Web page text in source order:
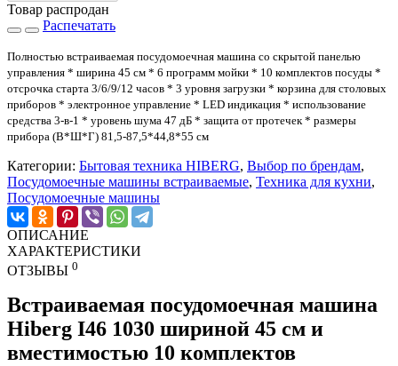
Товар распродан
Распечатать
Полностью встраиваемая посудомоечная машина со скрытой панелью
управления * ширина 45 см * 6 программ мойки * 10 комплектов посуды *
отсрочка старта 3/6/9/12 часов * 3 уровня загрузки * корзина для столовых
приборов * электронное управление * LED индикация * использование
средства 3-в-1 * уровень шума 47 дБ * защита от протечек * размеры
прибора (В*Ш*Г) 81,5-87,5*44,8*55 см
Категории: Бытовая техника HIBERG, Выбор по брендам,
Посудомоечные машины встраиваемые, Техника для кухни,
Посудомоечные машины
ОПИСАНИЕ
ХАРАКТЕРИСТИКИ
ОТЗЫВЫ 0
Встраиваемая посудомоечная машина
Hiberg I46 1030 шириной 45 см и
вместимостью 10 комплектов